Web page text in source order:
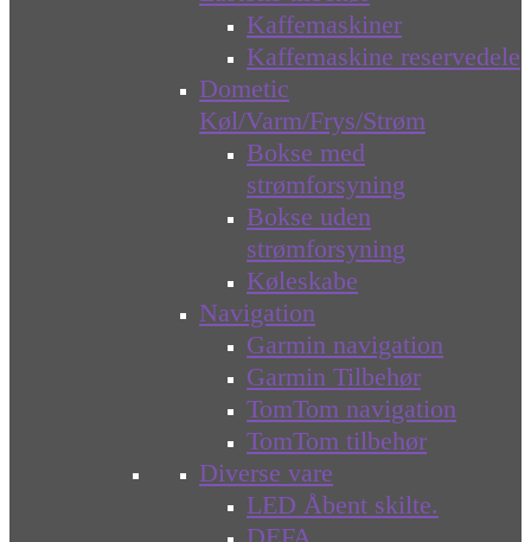
Kaffemaskiner
Kaffemaskine reservedele
Dometic
Køl/Varm/Frys/Strøm
Bokse med
strømforsyning
Bokse uden
strømforsyning
Køleskabe
Navigation
Garmin navigation
Garmin Tilbehør
TomTom navigation
TomTom tilbehør
Diverse vare
LED Åbent skilte.